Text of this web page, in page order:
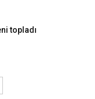
topladı